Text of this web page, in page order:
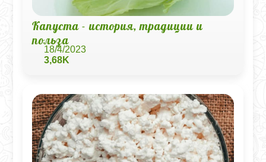
Капуста - история, традиции и
польза
18/4/2023
3,68K